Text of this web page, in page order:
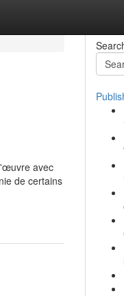
avec
de certains